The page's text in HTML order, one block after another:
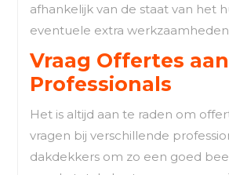
afhankelijk van de staat van het
eventuele extra
Vraag Offertes
Professionals
Het is altijd aan te raden om
vragen bij verschillende
dakdekkers om zo een goed